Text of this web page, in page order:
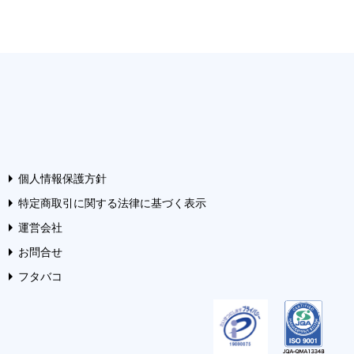
個人情報保護方針
特定商取引に関する法律に基づく表示
運営会社
お問合せ
フタバコ